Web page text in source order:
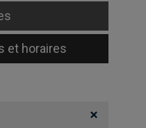
et horaires